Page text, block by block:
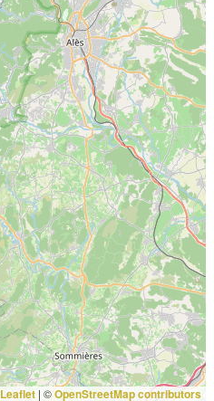
Leaflet | ©OpenStreetMap contributors